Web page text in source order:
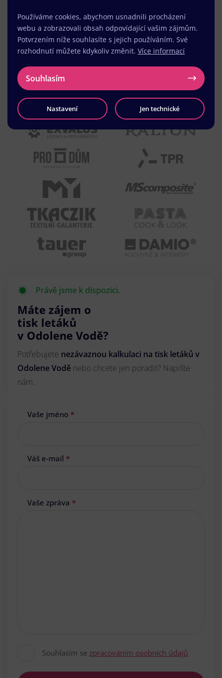
Právě jsme k dispozici.
Máte zájem o
tisk letáků
v Odolene Vodě?
Potřebujete nezávaznou kalkulaci na tisk letáků v
Odolene Vodě nebo chcete jen poradit? Napište
nám.
Vaše jméno *
Váš e-mail *
Vaše zpráva *
Souhlasím se zpracováním osobních údajů
Používáme cookies, abychom usnadnili procházení
webu a zobrazovali obsah odpovídající vašim zájmům.
Potvrzením níže souhlasíte s jejich používáním. Své
rozhodnutí můžete kdykoliv změnit. Více informací
Souhlasím
Nastavení Jen technické